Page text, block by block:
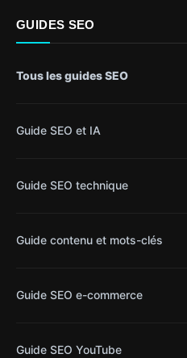
GUIDES SEO
Tous les guides SEO
Guide SEO et IA
Guide SEO technique
Guide contenu et mots-clés
Guide SEO e-commerce
Guide SEO YouTube